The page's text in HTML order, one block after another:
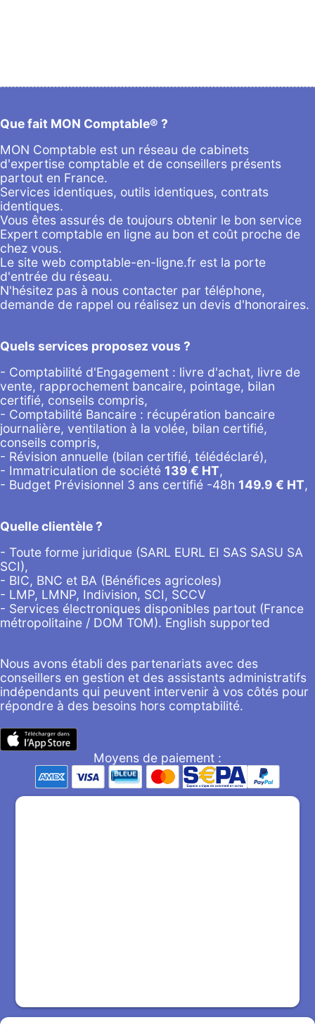
Que fait MON Comptable® ?
MON Comptable est un réseau de cabinets
d'expertise comptable et de conseillers présents
partout en France.
Services identiques, outils identiques, contrats
identiques.
Vous êtes assurés de toujours obtenir le bon service
Expert comptable en ligne au bon et coût proche de
chez vous.
Le site web comptable-en-ligne.fr est la porte
d'entrée du réseau.
N'hésitez pas à nous contacter par téléphone,
demande de rappel ou réalisez un devis d'honoraires.
Quels services proposez vous ?
- Comptabilité d'Engagement : livre d'achat, livre de
vente, rapprochement bancaire, pointage, bilan
certifié, conseils compris,
- Comptabilité Bancaire : récupération bancaire
journalière, ventilation à la volée, bilan certifié,
conseils compris,
- Révision annuelle (bilan certifié, télédéclaré),
- Immatriculation de société 139 € HT,
- Budget Prévisionnel 3 ans certifié -48h 149.9 € HT,
Quelle clientèle ?
- Toute forme juridique (SARL EURL EI SAS SASU SA
SCI),
- BIC, BNC et BA (Bénéfices agricoles)
- LMP, LMNP, Indivision, SCI, SCCV
- Services électroniques disponibles partout (France
métropolitaine / DOM TOM). English supported
Nous avons établi des partenariats avec des
conseillers en gestion et des assistants administratifs
indépendants qui peuvent intervenir à vos côtés pour
répondre à des besoins hors comptabilité.
Moyens de paiement :